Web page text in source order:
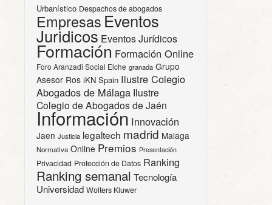
Urbanístico Despachos de abogados
Empresas Eventos
Juridicos Eventos Jurídicos
Formación Formación Online
Foro Aranzadi Social Elche granada Grupo
Asesor Ros iKN Spain Ilustre Colegio
Abogados de Málaga Ilustre
Colegio de Abogados de Jaén
Información Innovación
Jaen Justicia legaltech madrid Malaga
Normativa Online Premios Presentación
Privacidad Protección de Datos Ranking
Ranking semanal Tecnología
Universidad Wolters Kluwer